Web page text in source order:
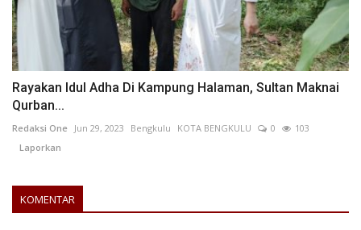
Rayakan Idul Adha Di Kampung Halaman, Sultan Maknai
Qurban...
Redaksi One Jun 29, 2023 Bengkulu KOTA BENGKULU 0
103
Laporkan
KOMENTAR